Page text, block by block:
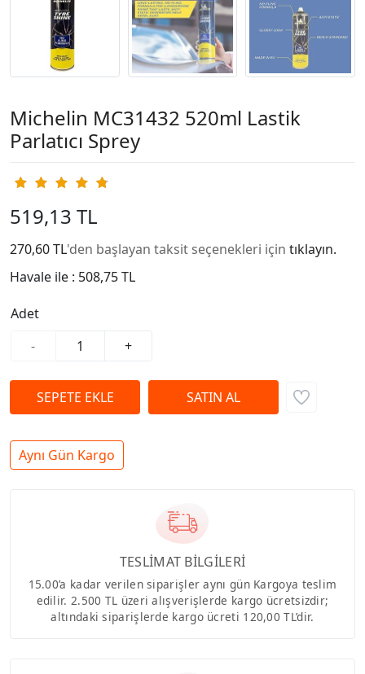
Michelin MC31432 520ml Lastik
Parlatıcı Sprey
519,13 TL
270,60 TL'den başlayan taksit seçenekleri için tıklayın.
Havale ile : 508,75 TL
Adet
-
+
Aynı Gün Kargo
TESLİMAT BİLGİLERİ
15.00’a kadar verilen siparişler aynı gün Kargoya teslim
edilir. 2.500 TL üzeri alışverişlerde kargo ücretsizdir;
altındaki siparişlerde kargo ücreti 120,00 TL’dir.